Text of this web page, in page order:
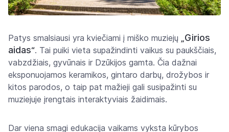
Patys smalsiausi yra kviečiami į miško muziejų „Girios
aidas“. Tai puiki vieta supažindinti vaikus su paukščiais,
vabzdžiais, gyvūnais ir Dzūkijos gamta. Čia dažnai
eksponuojamos keramikos, gintaro darbų, drožybos ir
kitos parodos, o taip pat mažieji gali susipažinti su
muziejuje įrengtais interaktyviais žaidimais.
Dar viena smagi edukacija vaikams vyksta kūrybos